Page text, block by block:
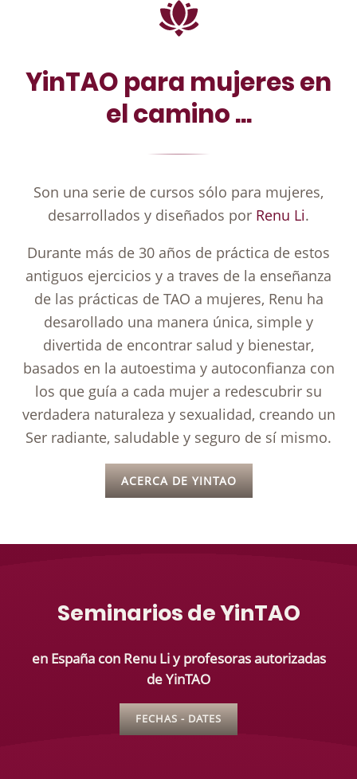
YinTAO para mujeres en
el camino ...
Son una serie de cursos sólo para mujeres,
desarrollados y diseñados por Renu Li.
Durante más de 30 años de práctica de estos
antiguos ejercicios y a traves de la enseñanza
de las prácticas de TAO a mujeres, Renu ha
desarollado una manera única, simple y
divertida de encontrar salud y bienestar,
basados en la autoestima y autoconfianza con
los que guía a cada mujer a redescubrir su
verdadera naturaleza y sexualidad, creando un
Ser radiante, saludable y seguro de sí mismo.
ACERCA DE YINTAO
Seminarios de YinTAO
en España con Renu Li y profesoras autorizadas
de YinTAO
FECHAS - DATES